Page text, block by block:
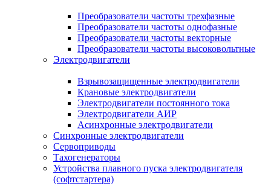
Преобразователи частоты трехфазные
Преобразователи частоты однофазные
Преобразователи частоты векторные
Преобразователи частоты высоковольтные
Электродвигатели
Взрывозащищенные электродвигатели
Крановые электродвигатели
Электродвигатели постоянного тока
Электродвигатели АИР
Асинхронные электродвигатели
Синхронные электродвигатели
Сервоприводы
Тахогенераторы
Устройства плавного пуска электродвигателя
(софтстартера)